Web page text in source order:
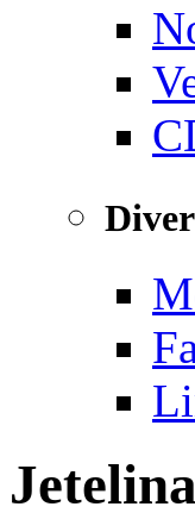
Jetelina